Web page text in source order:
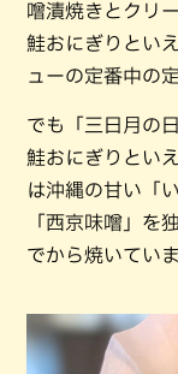
噌漬焼きとクリ
鮭おにぎりとい
ューの定番中の定
でも「三日月の
鮭おにぎりとい
は沖縄の甘い「
「西京味噌」を
でから焼いていま